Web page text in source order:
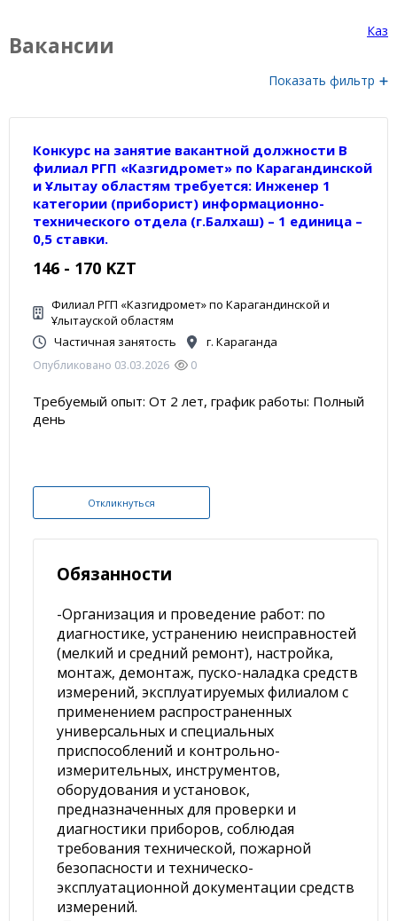
Вакансии
Каз
Показать фильтр
Конкурс на занятие вакантной должности В
филиал РГП «Казгидромет» по Карагандинской
и Ұлытау областям требуется: Инженер 1
категории (приборист) информационно-
технического отдела (г.Балхаш) – 1 единица –
0,5 ставки.
146 - 170 KZT
Филиал РГП «Казгидромет» по Карагандинской и
Ұлытауской областям
Частичная занятость
г. Караганда
Опубликовано 03.03.2026 0
Требуемый опыт: От 2 лет, график работы: Полный
день
Откликнуться
Обязанности
-Организация и проведение работ: по
диагностике, устранению неисправностей
(мелкий и средний ремонт), настройка,
монтаж, демонтаж, пуско-наладка средств
измерений, эксплуатируемых филиалом с
применением распространенных
универсальных и специальных
приспособлений и контрольно-
измерительных, инструментов,
оборудования и установок,
предназначенных для проверки и
диагностики приборов, соблюдая
требования технической, пожарной
безопасности и техническо-
эксплуатационной документации средств
измерений.